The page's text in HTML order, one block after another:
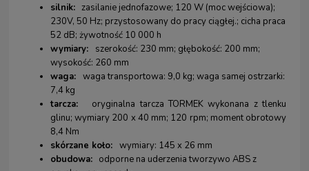
silnik: zasilanie jednofazowe; 120 W (moc wejściowa);
230V, 50 Hz; przystosowany do pracy ciągłej.; cicha praca
52 dB; żywotność 10 000 h
wymiary:
szerokość: 230 mm; głębokość: 200 mm;
wysokość: 260 mm
waga: waga transportowa: 9,0 kg; waga samej ostrzarki:
7,4 kg
tarcza:
oryginalna tarcza TORMEK wykonana z tlenku
glinu; wymiary 200 x 40 mm; 120 rpm; moment obrotowy
8,4 Nm
skórzane koło: wymiary: 145 x 26 mm
obudowa: odporne na uderzenia tworzywo ABS z